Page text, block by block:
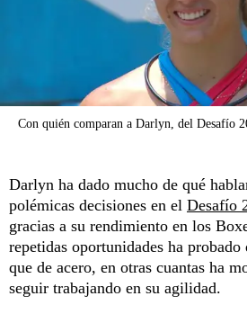
Con quién comparan a Darlyn, del Desafío
Darlyn ha dado mucho de qué
polémicas decisiones en el Desafío
gracias a su rendimiento en los
repetidas oportunidades ha probado
que de acero, en otras cuantas ha
seguir trabajando en su agilidad.